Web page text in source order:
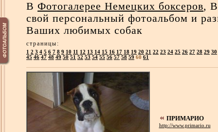
В Фотогалерее Немецких боксеров,
свой персональный фотоальбом и
Ваших любимых собак
страницы :
1 2 3 4 5 6 7 8 9 10 11 12 13 14 15 16 17 18 19 20 21 22 23 24 25 26 27 28 29 30
45 46 47 48 49 50 51 52 53 54 55 56 57 58 59 60 61
ПРИМАРИО
http://www.primario.ru